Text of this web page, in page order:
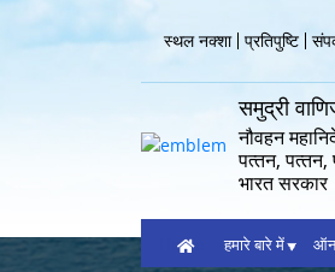
Header
Menu
स्थल नक्शा प्रतिपुष्टि
समुद्री
नौवहन
पत्‍तन, पत्‍तन,
भारत सरकार
Home हमारे बारे में